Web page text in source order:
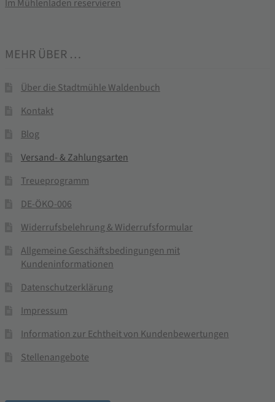
Im Mühlenladen reservieren
MEHR ÜBER …
Über die Stadtmühle Waldenbuch
Kontakt
Blog
Versand- & Zahlungsarten
Treueprogramm
DE-ÖKO-006
Widerrufsbelehrung & Widerrufsformular
Allgemeine Geschäftsbedingungen mit
Kundeninformationen
Datenschutzerklärung
Impressum
Information zur Echtheit von Kundenbewertungen
Stellenangebote